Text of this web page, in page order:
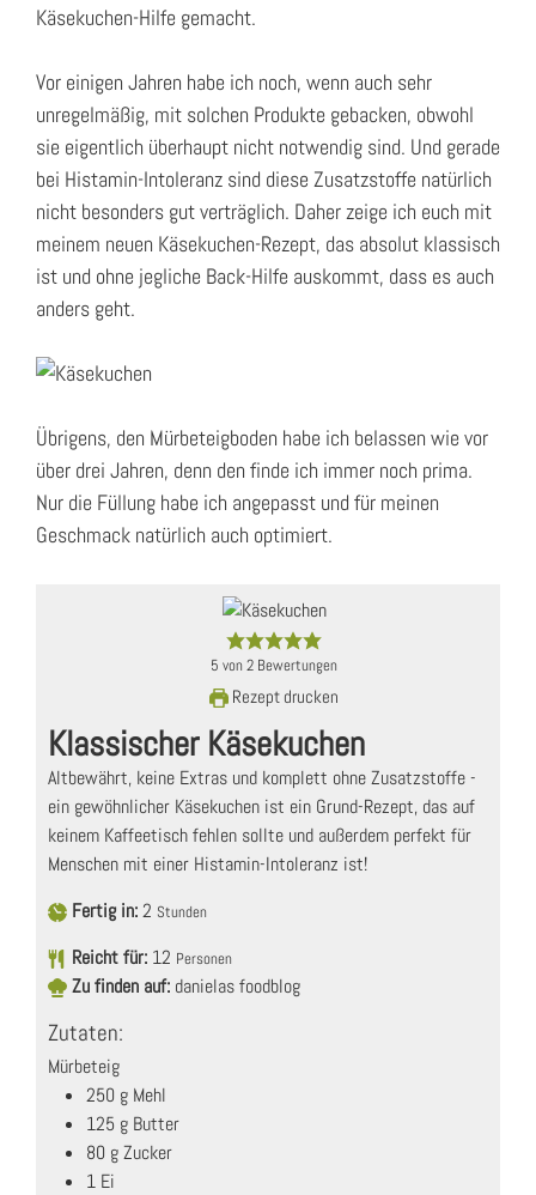
Käsekuchen-Hilfe gemacht.
Vor einigen Jahren habe ich noch, wenn auch sehr
unregelmäßig, mit solchen Produkte gebacken, obwohl
sie eigentlich überhaupt nicht notwendig sind. Und gerade
bei Histamin-Intoleranz sind diese Zusatzstoffe natürlich
nicht besonders gut verträglich. Daher zeige ich euch mit
meinem neuen Käsekuchen-Rezept, das absolut klassisch
ist und ohne jegliche Back-Hilfe auskommt, dass es auch
anders geht.
Übrigens, den Mürbeteigboden habe ich belassen wie vor
über drei Jahren, denn den finde ich immer noch prima.
Nur die Füllung habe ich angepasst und für meinen
Geschmack natürlich auch optimiert.
5 von2 Bewertungen
Rezept drucken
Klassischer Käsekuchen
Altbewährt, keine Extras und komplett ohne Zusatzstoffe -
ein gewöhnlicher Käsekuchen ist ein Grund-Rezept, das auf
keinem Kaffeetisch fehlen sollte und außerdem perfekt für
Menschen mit einer Histamin-Intoleranz ist!
Fertig in:2 Stunden
Reicht für: 12 Personen
Zu finden auf: danielas foodblog
Zutaten:
Mürbeteig
250 g Mehl
125 g Butter
80 gZucker
1 Ei